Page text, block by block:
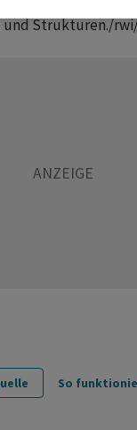
und Strukturen./
So